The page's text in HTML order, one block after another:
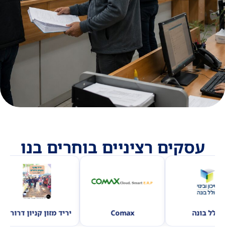
עסקים רציניים בוחרים בנו
יריד מזון קניון דרורים Comax סולל בונה